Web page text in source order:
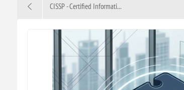
CISSP - Certified Informati...